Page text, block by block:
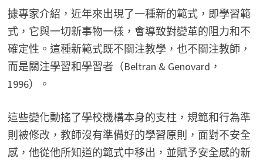
據專家介紹，近年來出現了一種新的範式，即學習範
式，它與一切新事物一樣，會導致對變革的阻力和不
確定性。這種新範式既不關注教學，也不關注教師，
而是關注學習和學習者（Beltran & Genovard，
1996）。
這些變化動搖了學校機構本身的支柱，規範和行為準
則被修改，教師沒有準備好的學習原則，面對不安全
感，他從他所知道的範式中移出，並賦予安全感的新